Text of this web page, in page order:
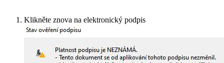
Klikněte znova na elektronický podpis